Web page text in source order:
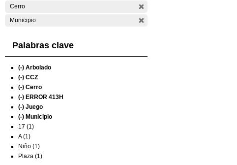
Cerro
Municipio
Palabras clave
(-) Arbolado
(-) CCZ
(-) Cerro
(-) ERROR 413H
(-) Juego
(-) Municipio
17 (1)
A (1)
Niño (1)
Plaza (1)